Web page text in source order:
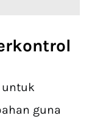
untuk
guna